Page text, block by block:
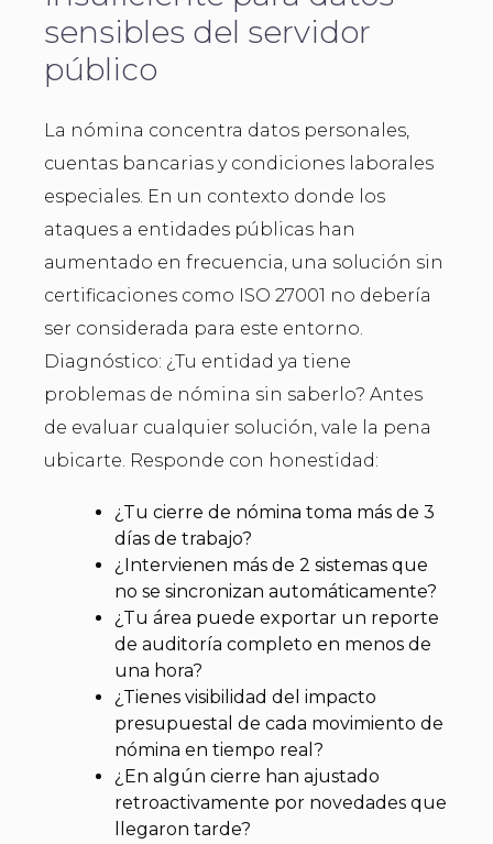
sensibles del servidor
público
La nómina concentra datos personales,
cuentas bancarias y condiciones laborales
especiales. En un contexto donde los
ataques a entidades públicas han
aumentado en frecuencia, una solución sin
certificaciones como ISO 27001 no debería
ser considerada para este entorno.
Diagnóstico: ¿Tu entidad ya tiene
problemas de nómina sin saberlo? Antes
de evaluar cualquier solución, vale la pena
ubicarte. Responde con honestidad:
¿Tu cierre de nómina toma más de 3
días de trabajo?
¿Intervienen más de 2 sistemas que
no se sincronizan automáticamente?
¿Tu área puede exportar un reporte
de auditoría completo en menos de
una hora?
¿Tienes visibilidad del impacto
presupuestal de cada movimiento de
nómina en tiempo real?
¿En algún cierre han ajustado
retroactivamente por novedades que
llegaron tarde?